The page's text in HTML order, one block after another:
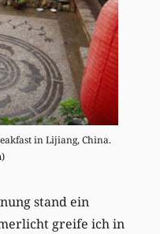
in Lijiang, China.
stand ein
greife ich in